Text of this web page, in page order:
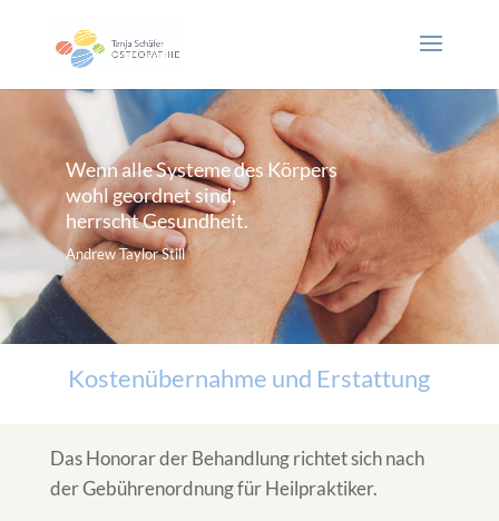
Wenn alle Systeme des Körpers
wohl geordnet sind,
herrscht Gesundheit.
Andrew Taylor Still
Kostenübernahme und Erstattung
Das Honorar der Behandlung richtet sich nach
der Gebührenordnung für Heilpraktiker.